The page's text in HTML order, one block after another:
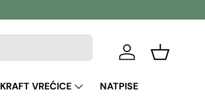
Prijava Košara
KRAFT VREĆICE
NATPISE